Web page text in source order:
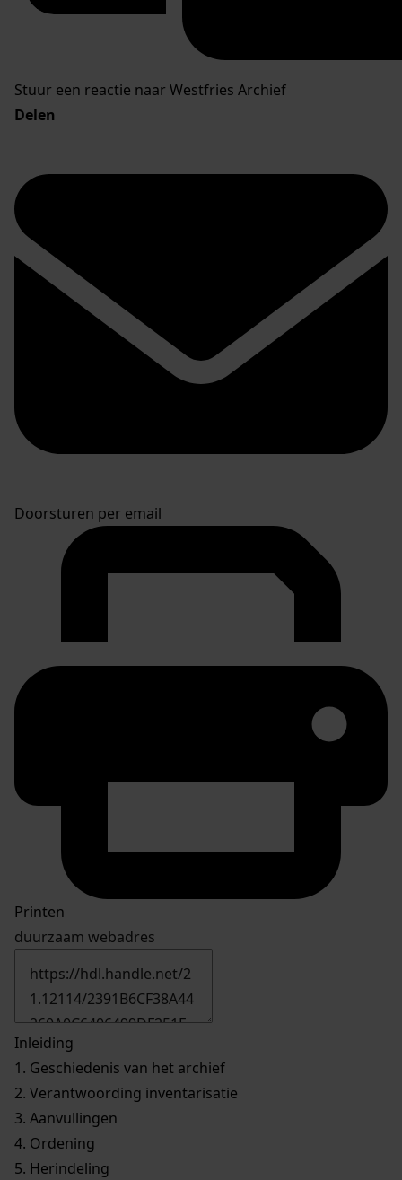
Stuur een reactie naar Westfries Archief
Delen
Doorsturen per email
Printen
duurzaam webadres
Inleiding
1. Geschiedenis van het archief
2. Verantwoording inventarisatie
3. Aanvullingen
4. Ordening
5. Herindeling